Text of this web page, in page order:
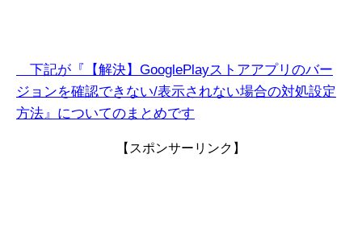
下記が『【解決】GooglePlayストアアプリのバー
ジョンを確認できない/表示されない場合の対処設定
方法』についてのまとめです
【スポンサーリンク】